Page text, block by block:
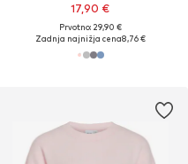
17,90 €
Prvotno: 29,90 €
Zadnja najnižja cena8,76 €